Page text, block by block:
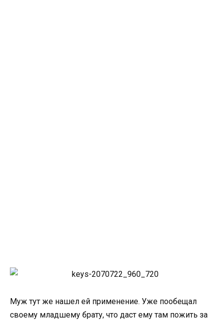
Муж тут же нашел ей применение. Уже пообещал
своему младшему брату, что даст ему там пожить за